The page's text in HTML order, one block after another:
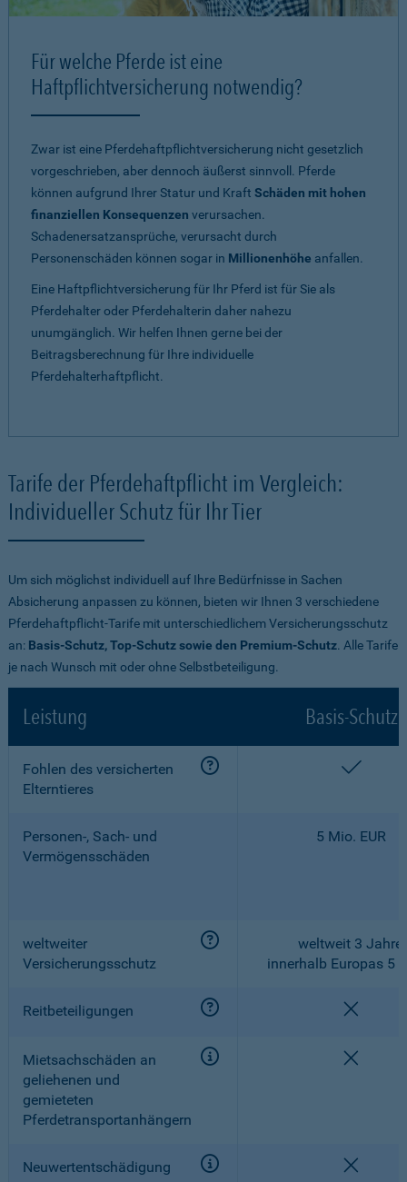
Für welche Pferde ist eine
Haftpflichtversicherung notwendig?
Zwar ist eine Pferdehaftpflichtversicherung nicht gesetzlich
vorgeschrieben, aber dennoch äußerst sinnvoll. Pferde
können aufgrund Ihrer Statur und Kraft Schäden mit hohen
finanziellen Konsequenzen verursachen.
Schadenersatzansprüche, verursacht durch
Personenschäden können sogar in Millionenhöhe anfallen.
Eine Haftpflichtversicherung für Ihr Pferd ist für Sie als
Pferdehalter oder Pferdehalterin daher nahezu
unumgänglich. Wir helfen Ihnen gerne bei der
Beitragsberechnung für Ihre individuelle
Pferdehalterhaftpflicht.
Tarife der Pferdehaftpflicht im Vergleich:
Individueller Schutz für Ihr Tier
Um sich möglichst individuell auf Ihre Bedürfnisse in Sachen
Absicherung anpassen zu können, bieten wir Ihnen 3 verschiedene
Pferdehaftpflicht-Tarife mit unterschiedlichem Versicherungsschutz
an: Basis-Schutz, Top-Schutz sowie den Premium-Schutz. Alle Tarife
je nach Wunsch mit oder ohne Selbstbeteiligung.
Leistung Basis-Schutz
Fohlen des versicherten
Elterntieres
Personen-, Sach- und
Vermögensschäden
5 Mio. EUR
weltweiter
Versicherungsschutz
weltweit 3 Jahre,
innerhalb Europas 5
Reitbeteiligungen
Mietsachschäden an
geliehenen und
gemieteten
Pferdetransportanhängern
Neuwertentschädigung